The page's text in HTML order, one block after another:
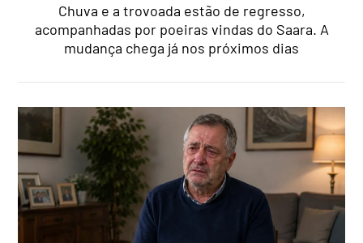
Chuva e a trovoada estão de regresso,
acompanhadas por poeiras vindas do Saara. A
mudança chega já nos próximos dias